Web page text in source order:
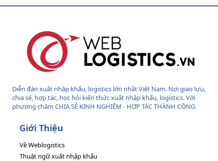
Diễn đàn xuất nhập khẩu, logistics lớn nhất Việt Nam. Nơi giao lưu,
chia sẻ, hợp tác, học hỏi kiến thức xuất nhập khẩu, logistics. Với
phương châm CHIA SẺ KINH NGHIỆM - HỢP TÁC THÀNH CÔNG
Giới Thiệu
Về Weblogistics
Thuật ngữ xuất nhập khẩu